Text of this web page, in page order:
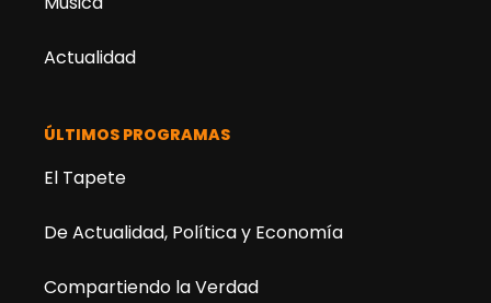
Actualidad
ÚLTIMOS PROGRAMAS
El Tapete
De Actualidad, Política y Economía
Compartiendo la Verdad